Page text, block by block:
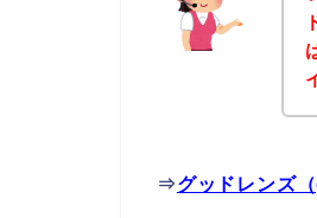
⇒グッドレンズ